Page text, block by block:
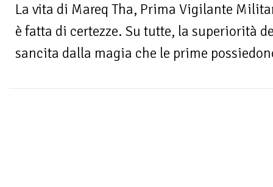
La vita di Mareq Tha, Prima Vigilante
è fatta di certezze. Su tutte, la superiorità
sancita dalla magia che le prime